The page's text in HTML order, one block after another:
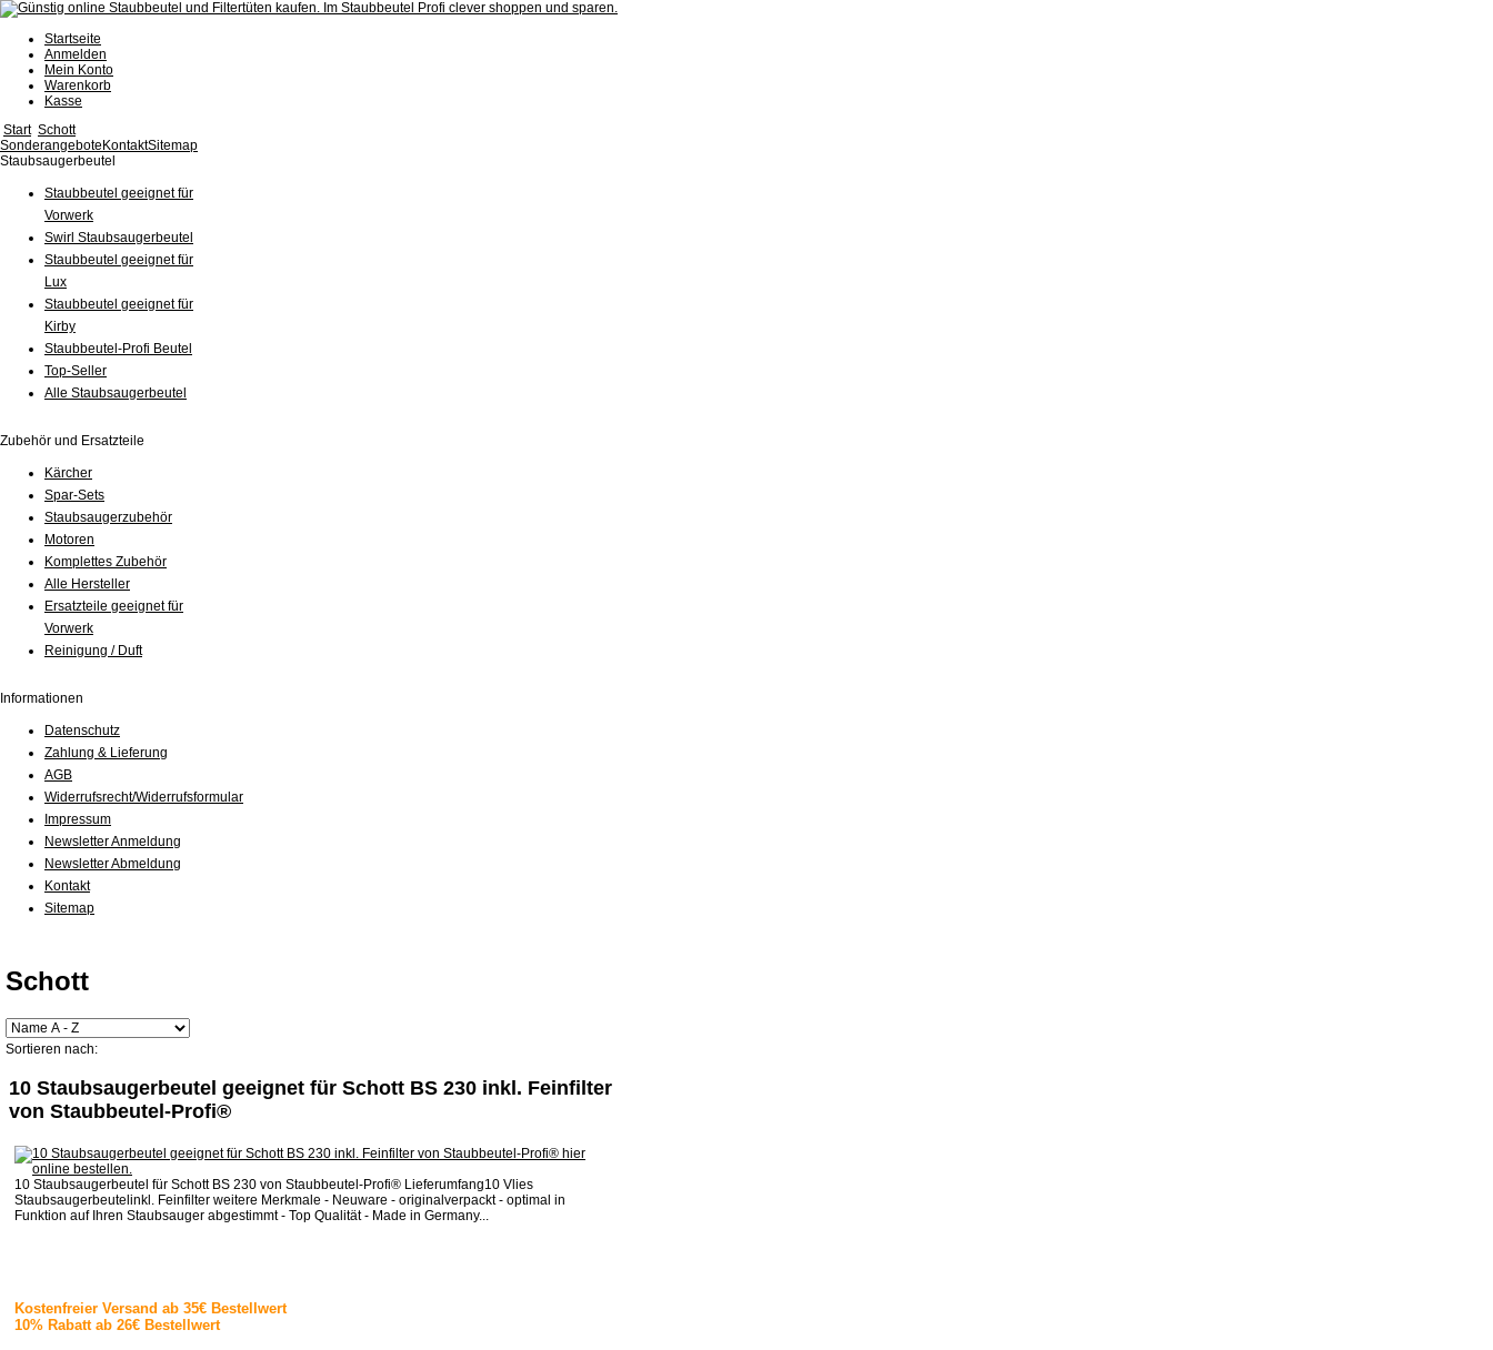
Startseite
Anmelden
Mein Konto
Warenkorb
Kasse
Start Schott
Sonderangebote KontaktSitemap
Staubsaugerbeutel
Staubbeutel geeignet für
Vorwerk
Swirl Staubsaugerbeutel
Staubbeutel geeignet für
Lux
Staubbeutel geeignet für
Kirby
Staubbeutel-Profi Beutel
Top-Seller
Alle Staubsaugerbeutel
Zubehör und Ersatzteile
Kärcher
Spar-Sets
Staubsaugerzubehör
Motoren
Komplettes Zubehör
Alle Hersteller
Ersatzteile geeignet für
Vorwerk
Reinigung / Duft
Informationen
Datenschutz
Zahlung & Lieferung
AGB
Widerrufsrecht/Widerrufsformular
Impressum
Newsletter Anmeldung
Newsletter Abmeldung
Kontakt
Sitemap
Schott
Sortieren nach:
10 Staubsaugerbeutel geeignet für Schott BS 230 inkl. Feinfilter
von Staubbeutel-Profi®
10 Staubsaugerbeutel für Schott BS 230 von Staubbeutel-Profi® Lieferumfang10 Vlies
Staubsaugerbeutelinkl. Feinfilter weitere Merkmale - Neuware - originalverpackt - optimal in
Funktion auf Ihren Staubsauger abgestimmt - Top Qualität - Made in Germany...
Kostenfreier Versand ab 35€ Bestellwert
10% Rabatt ab 26€ Bestellwert